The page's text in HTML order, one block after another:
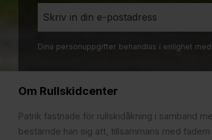
Dina personuppgifter behandlas i enlighet
Om Rullskidcenter
Patrik fastnade för rullskidåkning i samband
bestämde han sig att, tillsammans med